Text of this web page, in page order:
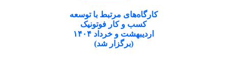
کارگاه‌های مرتبط با توسعه
کسب و کار فوتونیک
اردیبهشت و خرداد ۱۴۰۴
(برگزار شد)